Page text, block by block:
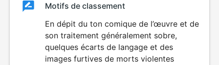
ClassementClassement
DÉCONSEILLÉ
AUX JEUNES
ENFANTS
Motifs de classement
En dépit du ton comique de l’œuvre et de
son traitement généralement sobre,
quelques écarts de langage et des
images furtives de morts violentes